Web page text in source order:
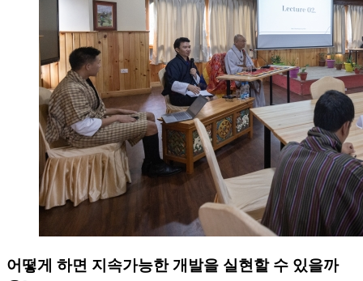
어떻게 하면 지속가능한 개발을 실현할 수 있을까